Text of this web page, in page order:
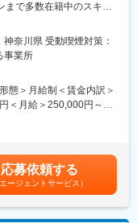
は、会社が全額負担しま
賃＋共益費）の物件を上
いただくことはもちろ
とで上流工程やリーダ
担当への挑戦や社内向
も可能となっているな
まで多数在籍中のスキル
定、HPLC分析等
せていただく場合もござ
々お話しできればと思
奈川県 受動喫煙対策：
事業所
態＞月給制＜賃金内訳＞
＜月給＞250,000円～
性があります。月給(月
応募依頼する
エージェントサービス）